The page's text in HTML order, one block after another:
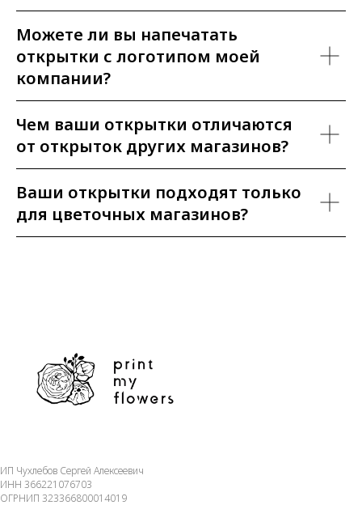
Можете ли вы напечатать
открытки с логотипом моей
компании?
Чем ваши открытки отличаются
от открыток других магазинов?
Ваши открытки подходят только
для цветочных магазинов?
ИП Чухлебов Сергей Алексеевич
ИНН 366221076703
ОГРНИП 323366800014019